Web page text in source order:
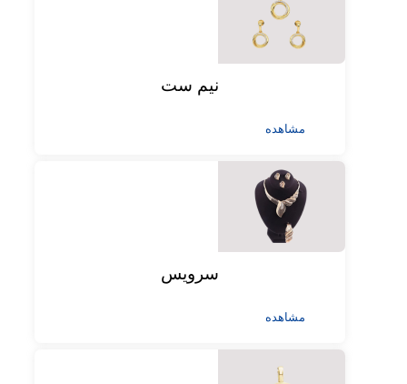
نیم ست
مشاهده
سرویس
مشاهده